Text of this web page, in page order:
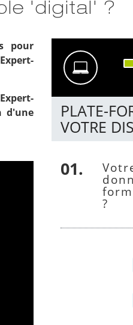
'digital' ?
pour
d'une
PLATE-
VOTRE
01 Votre Expert-Comptable vous
?